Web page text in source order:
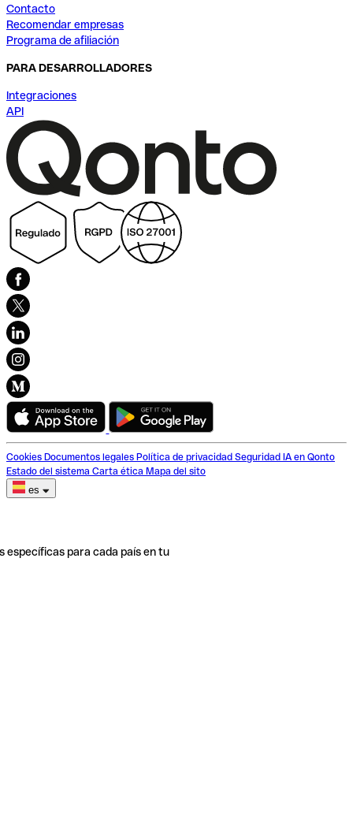
Contacto
Recomendar empresas
Programa de afiliación
PARA DESARROLLADORES
Integraciones
API
Cookies Documentos legales Política de privacidad Seguridad IA en Qonto
Estado del sistema Carta ética Mapa del sito
es
específicas para cada país en tu